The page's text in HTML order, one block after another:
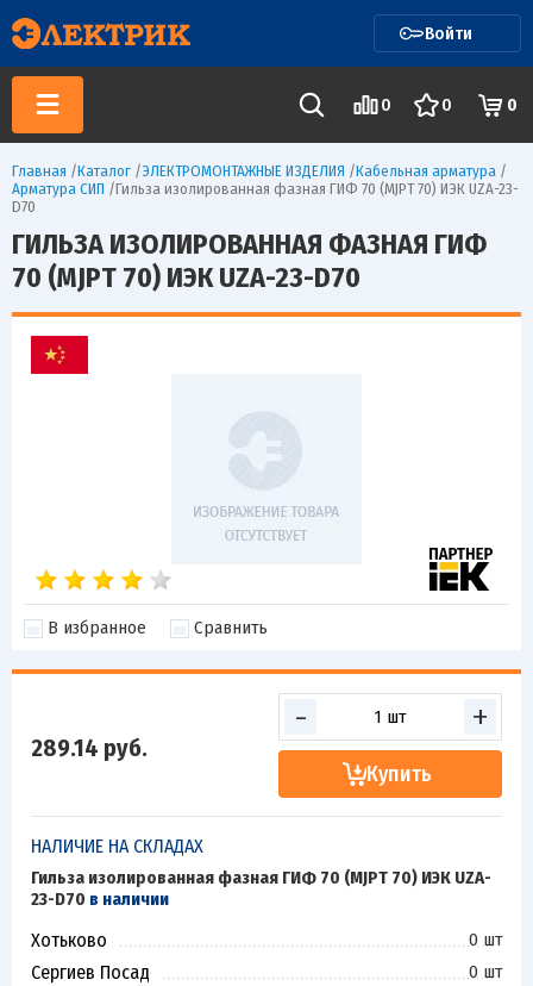
Войти
0 0 0
Главная /Каталог /ЭЛЕКТРОМОНТАЖНЫЕ ИЗДЕЛИЯ /Кабельная арматура /
Арматура СИП /Гильза изолированная фазная ГИФ 70 (MJPT 70) ИЭК UZA-23-
D70
ГИЛЬЗА ИЗОЛИРОВАННАЯ ФАЗНАЯ ГИФ
70 (MJPT 70) ИЭК UZA-23-D70
В избранное Сравнить
289.14 руб.
- +
Купить
НАЛИЧИЕ НА СКЛАДАХ
Гильза изолированная фазная ГИФ 70 (MJPT 70) ИЭК UZA-
23-D70 в наличии
Хотьково 0 шт
Сергиев Посад 0 шт